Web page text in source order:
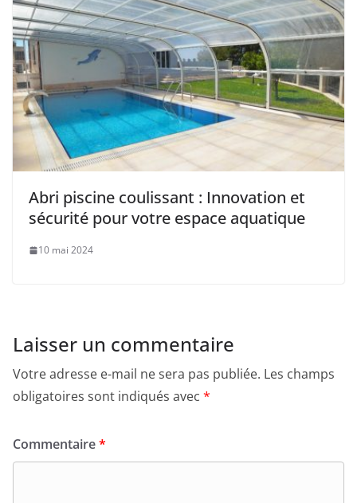
Abri piscine coulissant : Innovation et
sécurité pour votre espace aquatique
10 mai 2024
Laisser un commentaire
Votre adresse e-mail ne sera pas publiée. Les champs
obligatoires sont indiqués avec *
Commentaire*